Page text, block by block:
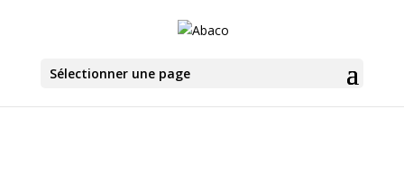
Sélectionner une page